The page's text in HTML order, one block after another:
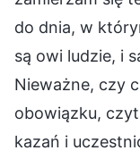
do dnia, w
są owi ludzie, i
Nieważne, czy
obowiązku,
kazań i